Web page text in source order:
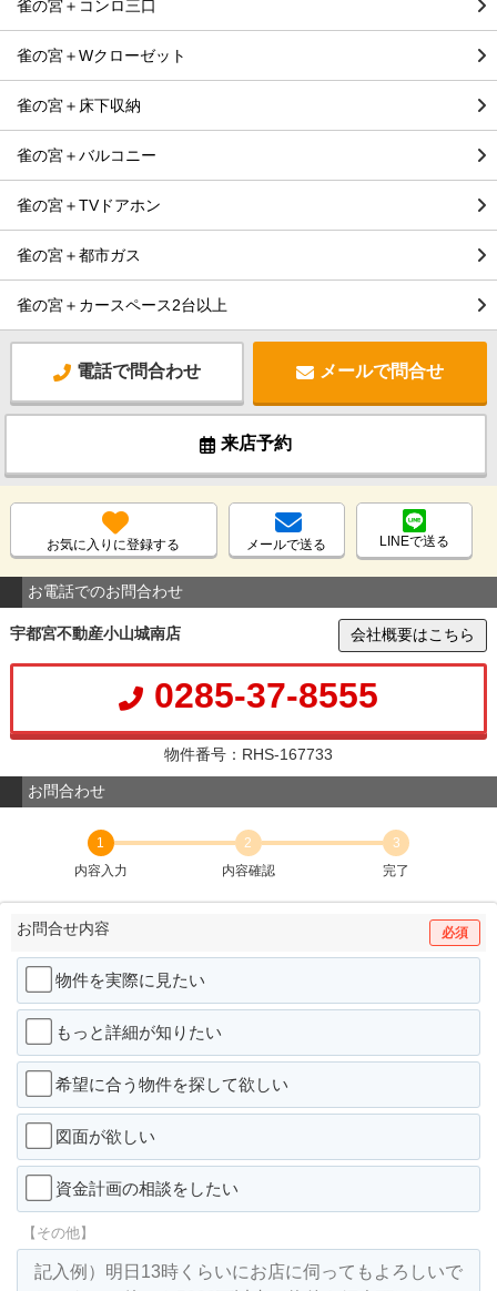
雀の宮＋コンロ三口
雀の宮＋Wクローゼット
雀の宮＋床下収納
雀の宮＋バルコニー
雀の宮＋TVドアホン
雀の宮＋都市ガス
雀の宮＋カースペース2台以上
電話で問合わせ メールで問合せ
来店予約
お気に入りに登録する メールで送る LINEで送る
お電話でのお問合わせ
宇都宮不動産小山城南店 会社概要はこちら
0285-37-8555
物件番号：RHS-167733
お問合わせ
1
内容入力
2
内容確認
3
完了
お問合せ内容 必須
物件を実際に見たい
もっと詳細が知りたい
希望に合う物件を探して欲しい
図面が欲しい
資金計画の相談をしたい
【その他】